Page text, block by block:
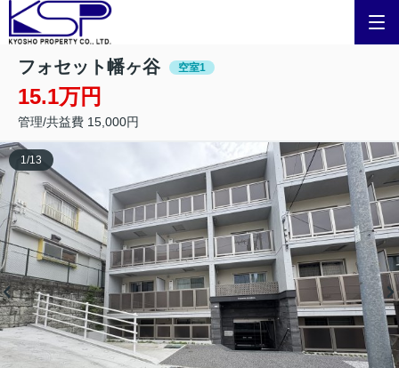
フォセット幡ヶ谷 空室1
15.1万円
管理/共益費 15,000円
1/13